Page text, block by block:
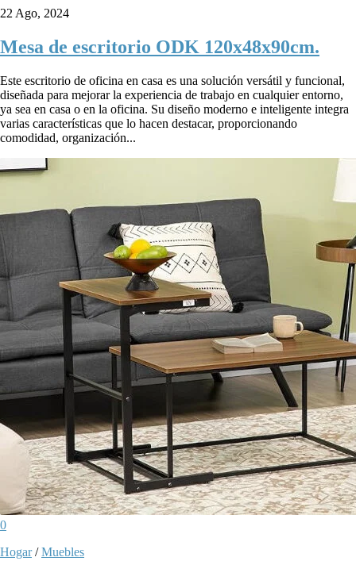
22 Ago, 2024
Mesa de escritorio ODK 120x48x90cm.
Este escritorio de oficina en casa es una solución versátil y funcional,
diseñada para mejorar la experiencia de trabajo en cualquier entorno,
ya sea en casa o en la oficina. Su diseño moderno e inteligente integra
varias características que lo hacen destacar, proporcionando
comodidad, organización...
0
Hogar/Muebles